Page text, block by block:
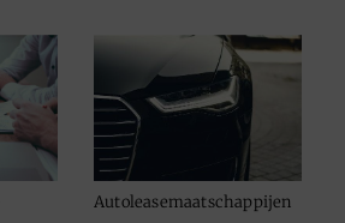
Autoleasemaatschappijen